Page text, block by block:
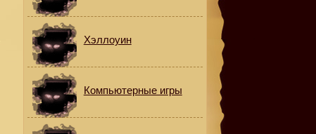
Хэллоуин
Компьютерные игры